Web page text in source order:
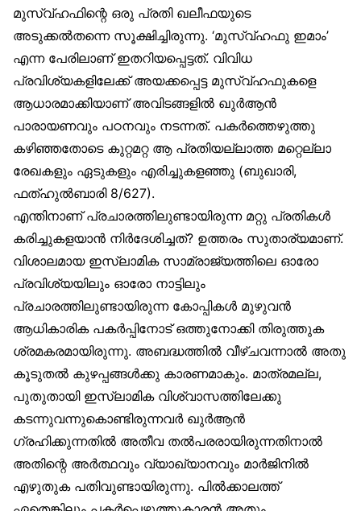
മുസ്വ്ഹഫിന്റെ ഒരു പ്രതി ഖലീഫയുടെ
അടുക്കൽതന്നെ സൂക്ഷിച്ചിരുന്നു. ‘മുസ്വ്ഹഫു ഇമാം’
എന്ന പേരിലാണ് ഇതറിയപ്പെട്ടത്. വിവിധ
പ്രവിശ്യകളിലേക്ക് അയക്കപ്പെട്ട മുസ്വ്ഹഫുകളെ
ആധാരമാക്കിയാണ് അവിടങ്ങളിൽ ഖുർആൻ
പാരായണവും പഠനവും നടന്നത്. പകർത്തെഴുത്തു
കഴിഞ്ഞതോടെ കുറ്റമറ്റ ആ പ്രതിയല്ലാത്ത മറ്റെല്ലാ
രേഖകളും ഏടുകളും എരിച്ചുകളഞ്ഞു (ബുഖാരി,
ഫത്ഹുൽബാരി 8/627).
എന്തിനാണ് പ്രചാരത്തിലുണ്ടായിരുന്ന മറ്റു പ്രതികൾ
കരിച്ചുകളയാൻ നിർദേശിച്ചത്? ഉത്തരം സുതാര്യമാണ്.
വിശാലമായ ഇസ്‌ലാമിക സാമ്രാജ്യത്തിലെ ഓരോ
പ്രവിശ്യയിലും ഓരോ നാട്ടിലും
പ്രചാരത്തിലുണ്ടായിരുന്ന കോപ്പികൾ മുഴുവൻ
ആധികാരിക പകർപ്പിനോട് ഒത്തുനോക്കി തിരുത്തുക
ശ്രമകരമായിരുന്നു. അബദ്ധത്തിൽ വീഴ്ചവന്നാൽ അതു
കൂടുതൽ കുഴപ്പങ്ങൾക്കു കാരണമാകും. മാത്രമല്ല,
പുതുതായി ഇസ്‌ലാമിക വിശ്വാസത്തിലേക്കു
കടന്നുവന്നുകൊണ്ടിരുന്നവർ ഖുർആൻ
ഗ്രഹിക്കുന്നതിൽ അതീവ തൽപരരായിരുന്നതിനാൽ
അതിന്റെ അർത്ഥവും വ്യാഖ്യാനവും മാർജിനിൽ
എഴുതുക പതിവുണ്ടായിരുന്നു. പിൽക്കാലത്ത്